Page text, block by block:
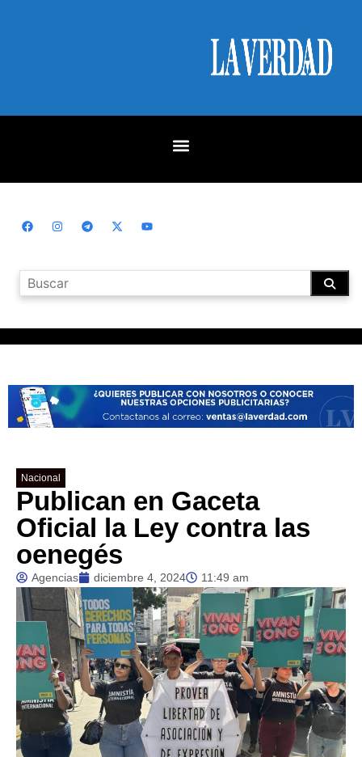
Nacional
Publican en Gaceta
Oficial la Ley contra las
oenegés
Agencias diciembre 4, 2024 11:49 am